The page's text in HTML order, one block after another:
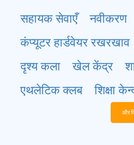
सहायक सेवाएँ
नवीकरण
कंप्यूटर हार्डवेयर रखरखाव
दृश्य कला
खेल केंद्र
एथलेटिक क्लब
शिक्षा
और